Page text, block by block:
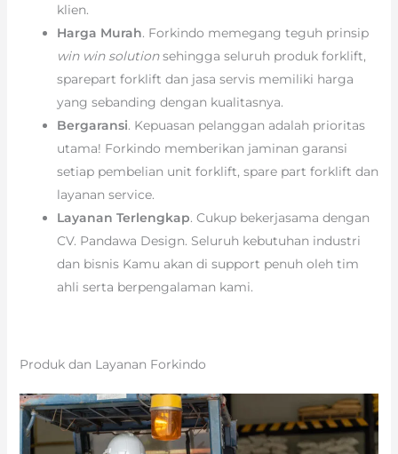
klien.
Harga Murah. Forkindo memegang teguh prinsip
win win solutionsehingga seluruh produk forklift,
sparepart forklift dan jasa servis memiliki harga
yang sebanding dengan kualitasnya.
Bergaransi. Kepuasan pelanggan adalah prioritas
utama! Forkindo memberikan jaminan garansi
setiap pembelian unit forklift, spare part forklift dan
layanan service.
Layanan Terlengkap. Cukup bekerjasama dengan
CV. Pandawa Design. Seluruh kebutuhan industri
dan bisnis Kamu akan di support penuh oleh tim
ahli serta berpengalaman kami.
Produk dan Layanan Forkindo